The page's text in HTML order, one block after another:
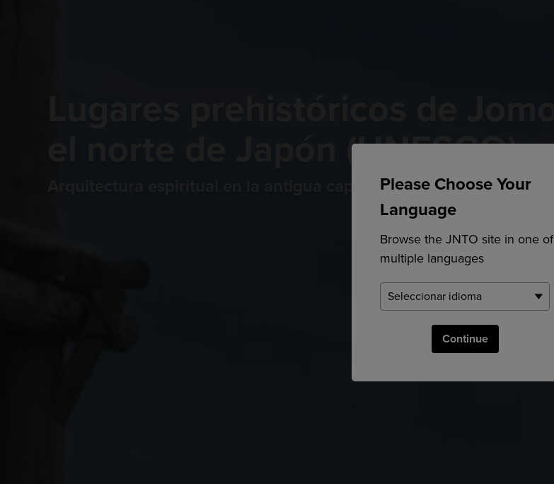
Please Choose Your
Language
Browse the JNTO site in one of
multiple languages
Continue
el norte de Japón (UNESCO)
Arquitectura espiritual en la antigua capital de Japón